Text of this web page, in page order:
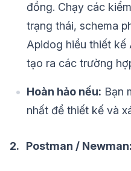
đồng. Chạy các
trạng thái, schema
Apidog hiểu thiết kế
tạo ra các trường
Hoàn hảo nếu: Bạn
nhất để thiết kế và
2. Postman / Newman: